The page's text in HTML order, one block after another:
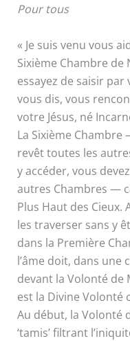
Pour tous
« Je suis venu vous
Sixième Chambre
essayez de saisir par
vous dis, vous
votre Jésus, né
La Sixième
revêt toutes les
y accéder, vous
autres Chambres —
Plus Haut des Cieux.
les traverser sans y
dans la Première
l’âme doit, dans une
devant la Volonté de
est la Divine Volonté
Au début, la Volonté
‘tamis’ filtrant